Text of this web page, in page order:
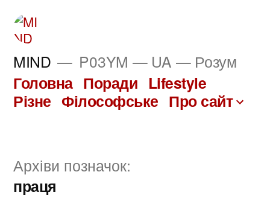
Перейти
вмісту
MIND P03YM — UA — Розум
Головна Поради Lifestyle
Різне Філософське Про сайт
Архіви позначок:
праця